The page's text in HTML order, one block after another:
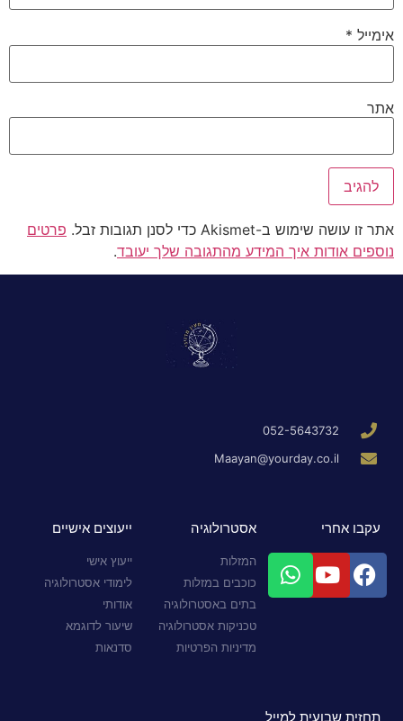
אימייל *
אתר
אתר זו עושה שימוש ב-Akismet כדי לסנן תגובות זבל.
פרטים
נוספים אודות איך המידע מהתגובה שלך יעובד.
052-5643732
Maayan@yourday.co.il
עקבו אחרי אסטרולוגיה
המזלות
כוכבים במזלות
בתים באסטרולוגיה
טכניקות אסטרולוגיה
מדיניות הפרטיות
ייעוצים אישיים
ייעוץ אישי
לימודי אסטרולוגיה
אודותי
שיעור לדוגמא
סדנאות
תחזית שבועית למייל